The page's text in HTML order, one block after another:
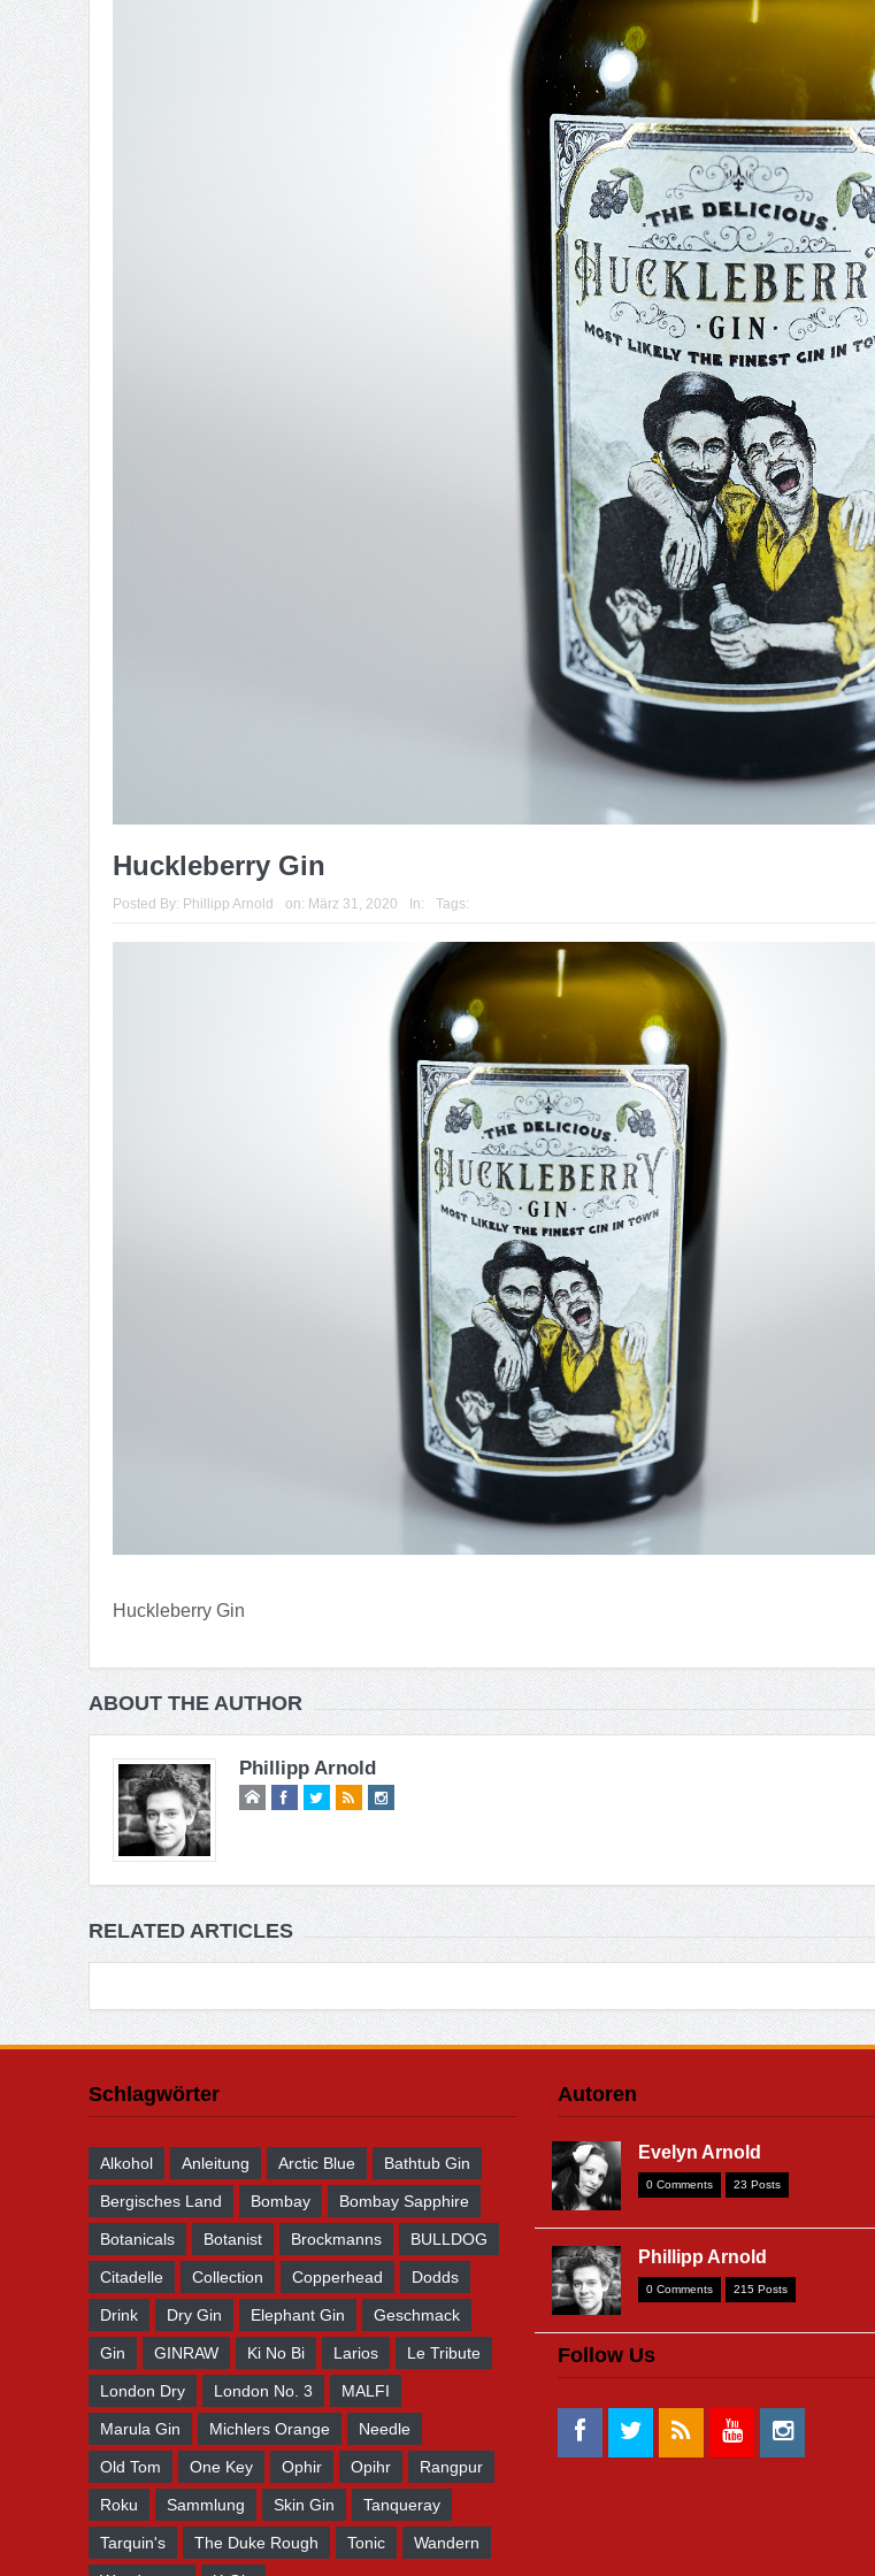
Huckleberry Gin
Posted By: Phillipp Arnold on: März 31, 2020 In: Tags:
Huckleberry Gin
ABOUT THE AUTHOR
Phillipp Arnold
RELATED ARTICLES
Schlagwörter
Alkohol Anleitung Arctic Blue Bathtub Gin
Bergisches Land Bombay Bombay Sapphire
Botanicals Botanist Brockmanns BULLDOG
Citadelle Collection Copperhead Dodds
Drink Dry Gin Elephant Gin Geschmack
Gin GINRAW Ki No Bi Larios Le Tribute
London Dry London No. 3 MALFI
Marula Gin Michlers Orange Needle
Old Tom One Key Ophir Opihr Rangpur
Roku Sammlung Skin Gin Tanqueray
Tarquin's The Duke Rough Tonic Wandern
Autoren
Evelyn Arnold
0 Comments 23 Posts
Phillipp Arnold
0 Comments 215 Posts
Follow Us